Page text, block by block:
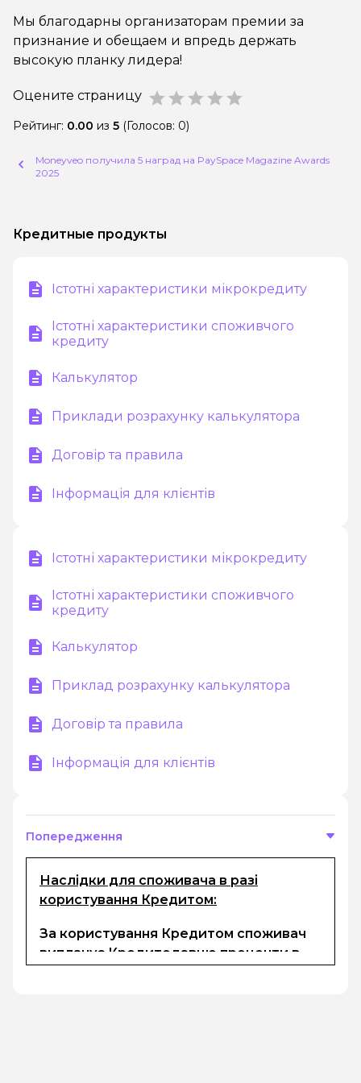
Мы благодарны организаторам премии за
признание и обещаем и впредь держать
высокую планку лидера!
Оцените страницу star
star
star
star
star
Рейтинг: 0.00 из 5 (Голосов: 0)
Moneyveo получила 5 наград на PaySpace Magazine Awards
2025
Кредитные продукты
Істотні характеристики мікрокредиту
Істотні характеристики споживчого
кредиту
Калькулятор
Приклади розрахунку калькулятора
Договір та правила
Інформація для клієнтів
Істотні характеристики мікрокредиту
Істотні характеристики споживчого
кредиту
Калькулятор
Приклад розрахунку калькулятора
Договір та правила
Інформація для клієнтів
Попередження
Наслідки для споживача в разі
користування Кредитом:
За користування Кредитом споживач
виплачує Кредитодавцю проценти в